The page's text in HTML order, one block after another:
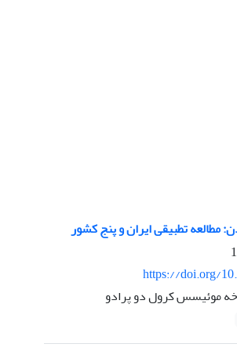
تطبیقی ایران و پنج کشور
https://doi.org/
موئیسس کرول دو پرادو